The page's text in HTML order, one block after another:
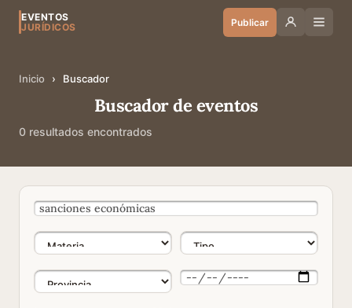
EVENTOS
JURÍDICOS
Publicar
Inicio › Buscador
Buscador de eventos
0 resultados encontrados